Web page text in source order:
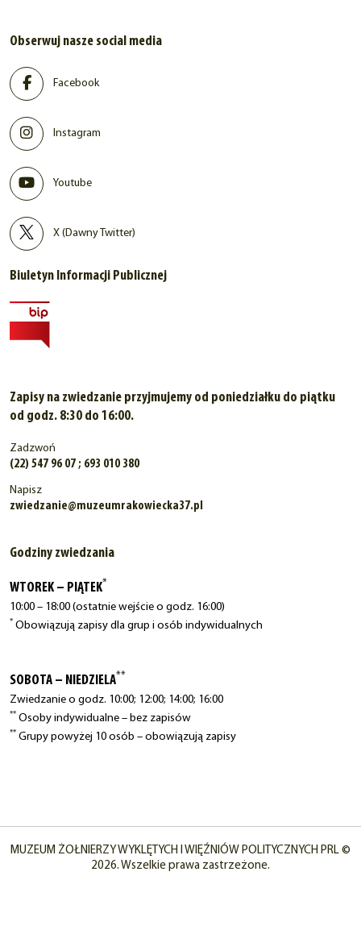
Obserwuj nasze social media
Facebook
Instagram
Youtube
X (Dawny Twitter)
Biuletyn Informacji Publicznej
Zapisy na zwiedzanie przyjmujemy od poniedziałku do piątku
od godz. 8:30 do 16:00.
Zadzwoń
(22) 547 96 07 ; 693 010 380
Napisz
zwiedzanie@muzeumrakowiecka37.pl
Godziny zwiedzania
WTOREK – PIĄTEK*
10:00 – 18:00 (ostatnie wejście o godz. 16:00)
* Obowiązują zapisy dla grup i osób indywidualnych
SOBOTA – NIEDZIELA**
Zwiedzanie o godz. 10:00; 12:00; 14:00; 16:00
** Osoby indywidualne – bez zapisów
** Grupy powyżej 10 osób – obowiązują zapisy
MUZEUM ŻOŁNIERZY WYKLĘTYCH I WIĘŹNIÓW POLITYCZNYCH PRL ©
2026. Wszelkie prawa zastrzeżone.